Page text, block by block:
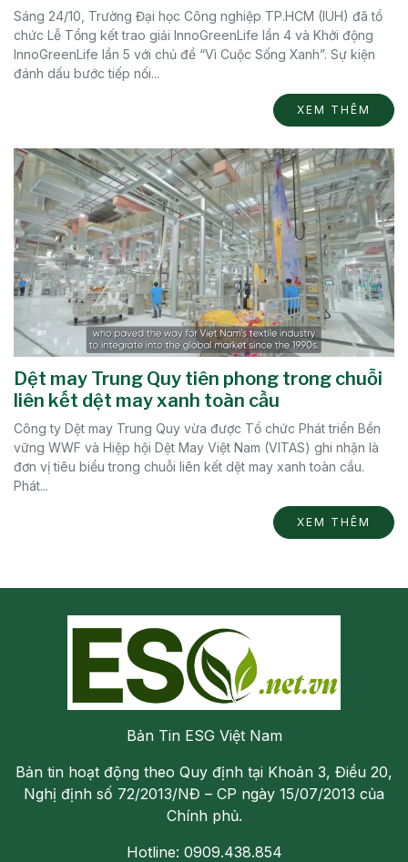
Sáng 24/10, Trường Đại học Công nghiệp TP.HCM (IUH) đã tổ
chức Lễ Tổng kết trao giải InnoGreenLife lần 4 và Khởi động
InnoGreenLife lần 5 với chủ đề “Vì Cuộc Sống Xanh”. Sự kiện
đánh dấu bước tiếp nối...
XEM THÊM
Dệt may Trung Quy tiên phong trong chuỗi
liên kết dệt may xanh toàn cầu
Công ty Dệt may Trung Quy vừa được Tổ chức Phát triển Bền
vững WWF và Hiệp hội Dệt May Việt Nam (VITAS) ghi nhận là
đơn vị tiêu biểu trong chuỗi liên kết dệt may xanh toàn cầu.
Phát...
XEM THÊM
Bản Tin ESG Việt Nam
Bản tin hoạt động theo Quy định tại Khoản 3, Điều 20,
Nghị định số 72/2013/NĐ – CP ngày 15/07/2013 của
Chính phủ.
Hotline: 0909.438.854